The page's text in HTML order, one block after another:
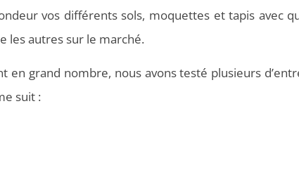
vos différents sols, moquettes et tapis avec
les autres sur le marché.
en grand nombre, nous avons testé plusieurs
suit :